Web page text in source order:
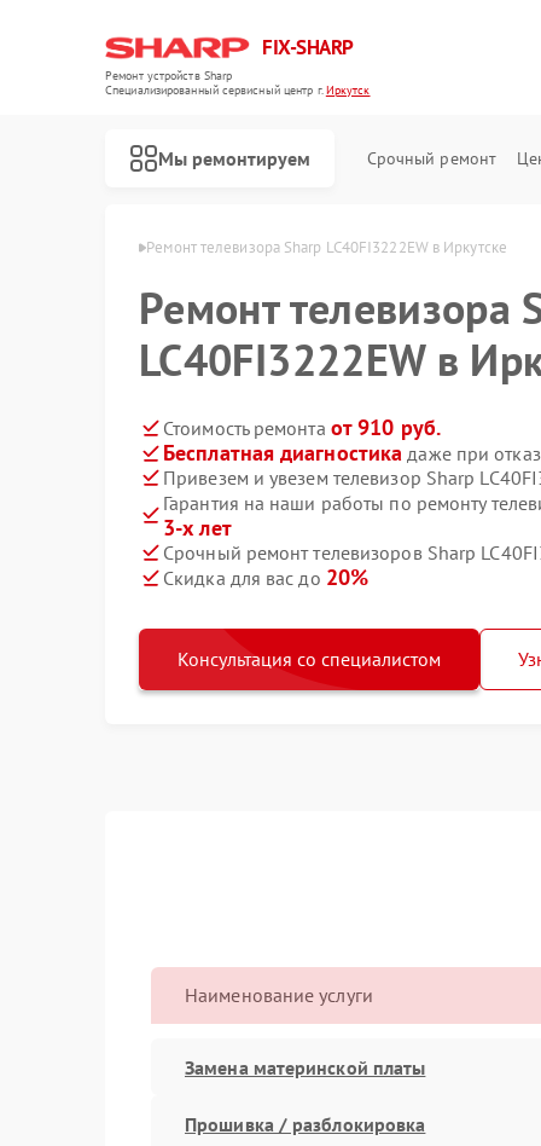
FIX-SHARP
Ремонт устройств Sharp
Специализированный cервисный центр г.Иркутск
Мы ремонтируем Срочный ремонт
Sharp в Иркутске Ремонт телевизора Sharp LC40FI3222EW в Иркутске
Ремонт телевизора
LC40FI3222EW в
Стоимость ремонта от 910 руб.
Бесплатная диагностика даже при
Привезем и увезем телевизор Sharp
Гарантия на наши работы по ремонту
3-х лет
Срочный ремонт телевизоров Sharp
Скидка для вас до 20%
Консультация со специалистом
Наименование услуги
Замена материнской платы
Прошивка / разблокировка